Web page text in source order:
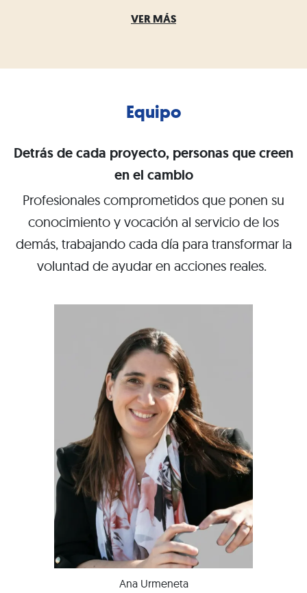
VER MÁS
Equipo
Detrás de cada proyecto, personas que creen
en el cambio
Profesionales comprometidos que ponen su
conocimiento y vocación al servicio de los
demás, trabajando cada día para transformar la
voluntad de ayudar en acciones reales.
Ana Urmeneta